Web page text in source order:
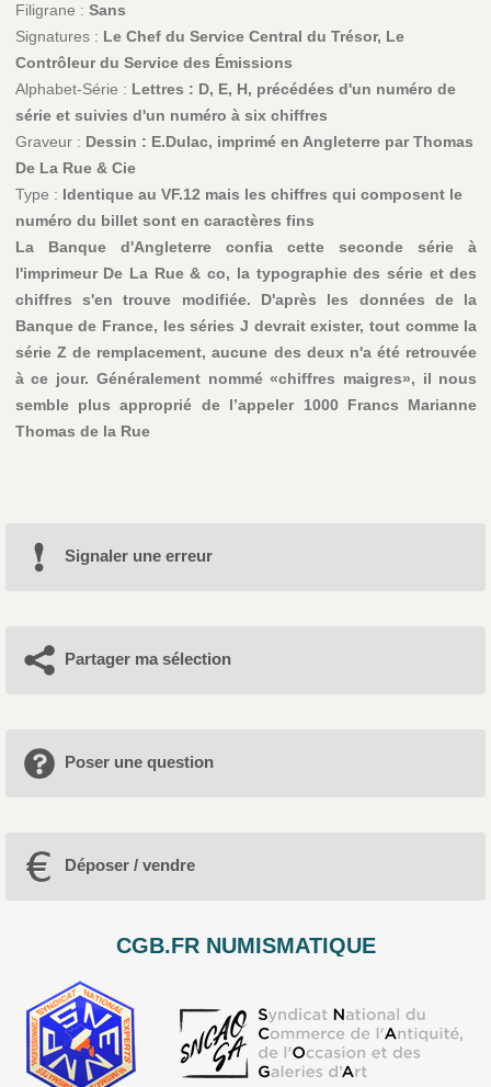
Filigrane : Sans
Signatures : Le Chef du Service Central du Trésor, Le
Contrôleur du Service des Émissions
Alphabet-Série : Lettres : D, E, H, précédées d'un numéro de
série et suivies d'un numéro à six chiffres
Graveur : Dessin : E.Dulac, imprimé en Angleterre par Thomas
De La Rue & Cie
Type : Identique au VF.12 mais les chiffres qui composent le
numéro du billet sont en caractères fins
La Banque d'Angleterre confia cette seconde série à
l'imprimeur De La Rue & co, la typographie des série et des
chiffres s'en trouve modifiée. D'après les données de la
Banque de France, les séries J devrait exister, tout comme la
série Z de remplacement, aucune des deux n'a été retrouvée
à ce jour. Généralement nommé «chiffres maigres», il nous
semble plus approprié de l’appeler 1000 Francs Marianne
Thomas de la Rue
Signaler une erreur
Partager ma sélection
Poser une question
Déposer / vendre
CGB.FR NUMISMATIQUE